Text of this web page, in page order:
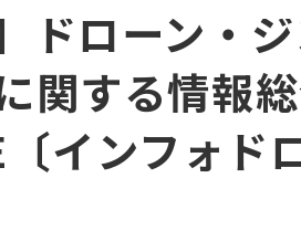
ドローン・
関する情報
インフォド